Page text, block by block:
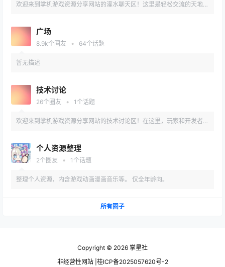
欢迎来到掌机游戏资源分享网站的灌水聊天区！这里是轻松交流的天地，
戏bug、晒收藏设备，甚至闲聊生活趣闻——只要和掌机相关（或不相
关），都能畅所欲言！快来加入，一起愉快摸鱼~
广场
8.9k个圈友 • 64个话题
暂无描述
技术讨论
26个圈友 • 1 个话题
欢迎来到掌机游戏资源分享网站的技术讨论区！在这里，玩家和开发者可
载及技术问题。分享你的经验，获取最新工具和教程，解决性能调试、
ROM兼容性、手柄适配等难题。加入我们的专业社区，一起提升掌机游
个人资源整理
2个圈友 • 1 个话题
整理个人资源，内含游戏动画漫画音乐等。 仅全年龄向。
所有圈子
Copyright © 2026 掌星社
非经营性网站 |桂ICP备2025057620号-2